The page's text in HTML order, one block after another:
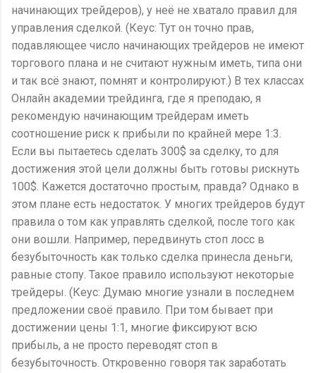
начинающих трейдеров), у неё не хватало правил для
управления сделкой. (Кеус: Тут он точно прав,
подавляющее число начинающих трейдеров не имеют
торгового плана и не считают нужным иметь, типа они
и так всё знают, помнят и контролируют.) В тех классах
Онлайн академии трейдинга, где я преподаю, я
рекомендую начинающим трейдерам иметь
соотношение риск к прибыли по крайней мере 1:3.
Если вы пытаетесь сделать 300$ за сделку, то для
достижения этой цели должны быть готовы рискнуть
100$. Кажется достаточно простым, правда? Однако в
этом плане есть недостаток. У многих трейдеров будут
правила о том как управлять сделкой, после того как
они вошли. Например, передвинуть стоп лосс в
безубыточность как только сделка принесла деньги,
равные стопу. Такое правило используют некоторые
трейдеры. (Кеус: Думаю многие узнали в последнем
предложении своё правило. При том бывает при
достижении цены 1:1, многие фиксируют всю
прибыль, а не просто переводят стоп в
безубыточность. Откровенно говоря так заработать